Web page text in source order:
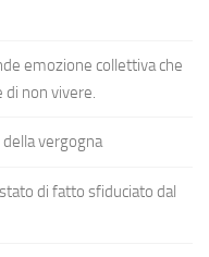
emozione collettiva che
non vivere.
vergogna
di fatto sfiduciato dal